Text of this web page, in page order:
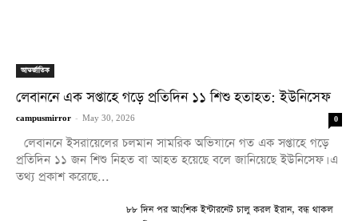
আন্তর্জাতিক
লেবাননে এক সপ্তাহে গড়ে প্রতিদিন ১১ শিশু হতাহত: ইউনিসেফ
campusmirror - May 30, 2026 0
লেবাননে ইসরায়েলের চলমান সামরিক অভিযানে গত এক সপ্তাহে গড়ে
প্রতিদিন ১১ জন শিশু নিহত বা আহত হয়েছে বলে জানিয়েছে ইউনিসেফ। এ
তথ্য প্রকাশ করেছে...
৮৮ দিন পর আংশিক ইন্টারনেট চালু করল ইরান, বন্ধ থাকল